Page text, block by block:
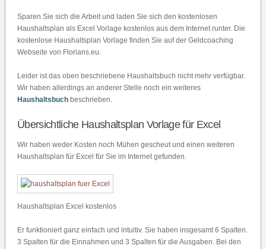
Sparen Sie sich die Arbeit und laden Sie sich den kostenlosen
Haushaltsplan als Excel Vorlage kostenlos aus dem Internet runter. Die
kostenlose Haushaltsplan Vorlage finden Sie auf der Geldcoaching
Webseite von Florians.eu.
Leider ist das oben beschriebene Haushaltsbuch nicht mehr verfügbar.
Wir haben allerdings an anderer Stelle noch ein weiteres
Haushaltsbuch beschrieben.
Übersichtliche Haushaltsplan Vorlage für Excel
Wir haben weder Kosten noch Mühen gescheut und einen weiteren
Haushaltsplan für Excel für Sie im Internet gefunden.
Haushaltsplan Excel kostenlos
Er funktioniert ganz einfach und intuitiv. Sie haben insgesamt 6 Spalten.
3 Spalten für die Einnahmen und 3 Spalten für die Ausgaben. Bei den